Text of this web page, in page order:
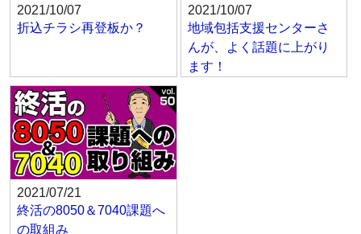
2021/10/07
折込チラシ再登板か？
2021/10/07
地域包括支援センターさ
んが、よく話題に上がり
ます！
2021/07/21
終活の8050＆7040課題へ
の取組み